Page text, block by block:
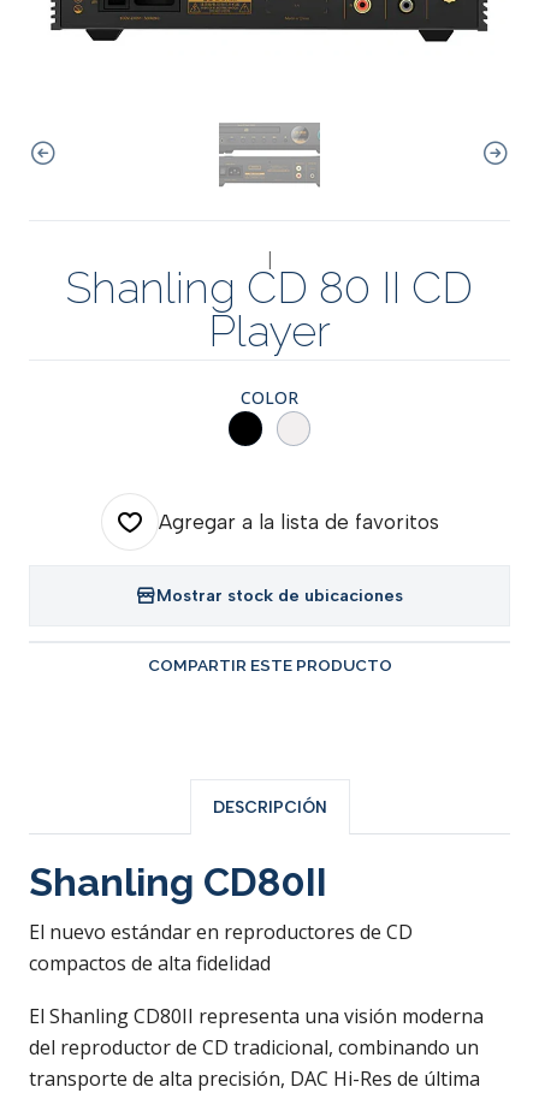
|
Shanling CD 80 II CD
Player
COLOR
Agregar a la lista de favoritos
Mostrar stock de ubicaciones
COMPARTIR ESTE PRODUCTO
DESCRIPCIÓN
Shanling CD80II
El nuevo estándar en reproductores de CD
compactos de alta fidelidad
El Shanling CD80II representa una visión moderna
del reproductor de CD tradicional, combinando un
transporte de alta precisión, DAC Hi-Res de última